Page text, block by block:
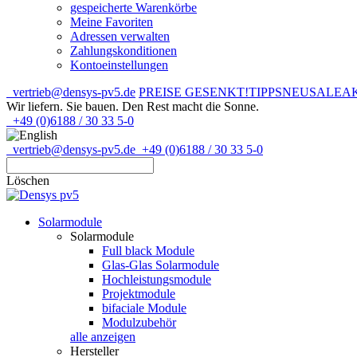
gespeicherte Warenkörbe
Meine Favoriten
Adressen verwalten
Zahlungskonditionen
Kontoeinstellungen
vertrieb@densys-pv5.de PREISE GESENKT!TIPPSNEUSALE
Wir liefern. Sie bauen. Den Rest macht die Sonne.
+49 (0)6188 / 30 33 5-0
vertrieb@densys-pv5.de +49 (0)6188 / 30 33 5-0
Löschen
Solarmodule
Solarmodule
Full black Module
Glas-Glas Solarmodule
Hochleistungsmodule
Projektmodule
bifaciale Module
Modulzubehör
alle anzeigen
Hersteller